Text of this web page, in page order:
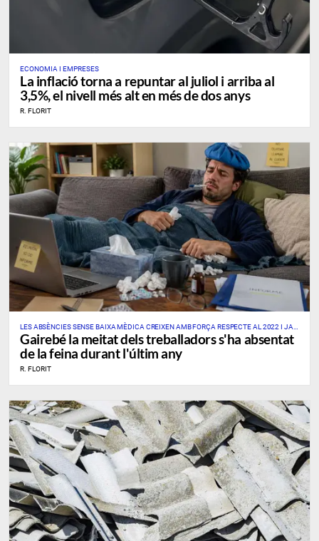
ECONOMIA I EMPRESES
La inflació torna a repuntar al juliol i arriba al
3,5%, el nivell més alt en més de dos anys
R. FLORIT
LES ABSÈNCIES SENSE BAIXA MÈDICA CREIXEN AMB FORÇA RESPECTE AL 2022 I JA
AFECTEN UN DE CADA TRES PROFESSIONALS
Gairebé la meitat dels treballadors s'ha absentat
de la feina durant l'últim any
R. FLORIT